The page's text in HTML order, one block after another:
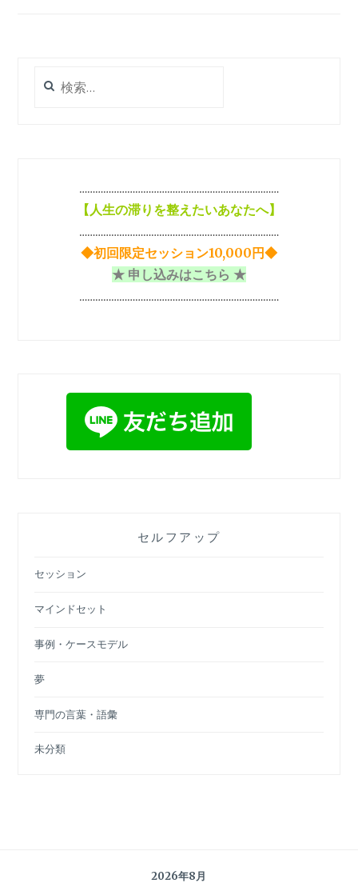
索:
…………………………………………………………………
【 人生の滞りを整えたいあなたへ】
…………………………………………………………………
◆初回限定セッション10,000円◆
★ 申し込みはこちら ★
…………………………………………………………………
セルフアップ
セッション
マインドセット
事例・ケースモデル
夢
専門の言葉・語彙
未分類
2026年8月